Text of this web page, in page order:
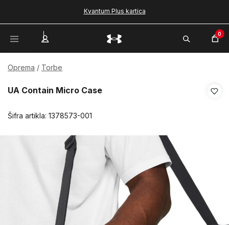
Kvantum Plus kartica
0
Oprema Torbe
UA Contain Micro Case
Šifra artikla: 1378573-001